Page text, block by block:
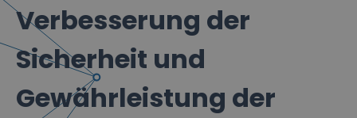
Verbesserung der
Sicherheit und
Gewährleistung der